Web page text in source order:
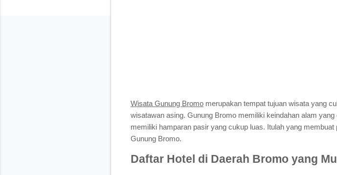
Wisata Gunung Bromo merupakan tempat tujuan wisata yang
wisatawan asing. Gunung Bromo memiliki keindahan alam
memiliki hamparan pasir yang cukup luas. Itulah yang
Gunung Bromo.
Daftar Hotel di Daerah Bromo yang